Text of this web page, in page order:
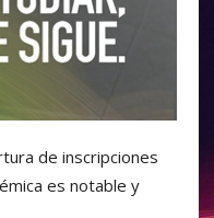
de inscripciones
es notable y